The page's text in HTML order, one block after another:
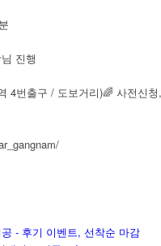
진행
4번출구 / 도보거리)🌈 사전신
- 후기 이벤트, 선착순 마감